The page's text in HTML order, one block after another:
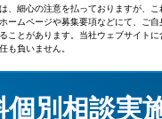
、細心の注意を払っておりますが、
ームページや募集要項などにて、ご
ことがあります。当社ウェブサイト
も負いません。
別相談実